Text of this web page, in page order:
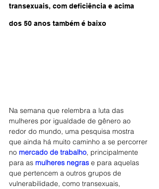
transexuais, com deficiência e acima
dos 50 anos também é baixo
Na semana que relembra a luta das
mulheres por igualdade de gênero ao
redor do mundo, uma pesquisa mostra
que ainda há muito caminho a se percorrer
no mercado de trabalho, principalmente
para as mulheres negras e para aquelas
que pertencem a outros grupos de
vulnerabilidade, como transexuais,